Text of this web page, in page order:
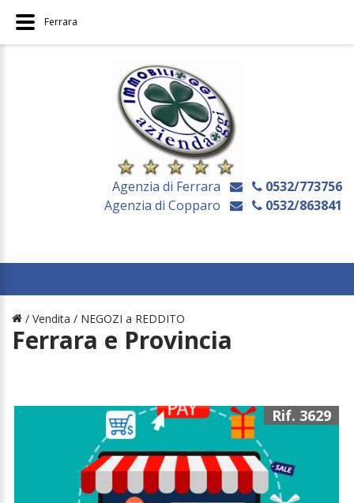
Agenzia di Ferrara
0532/773756
Agenzia di Copparo
0532/863841
/ Vendita / NEGOZI a REDDITO
Ferrara e Provincia
Rif. 3629
Ferrara